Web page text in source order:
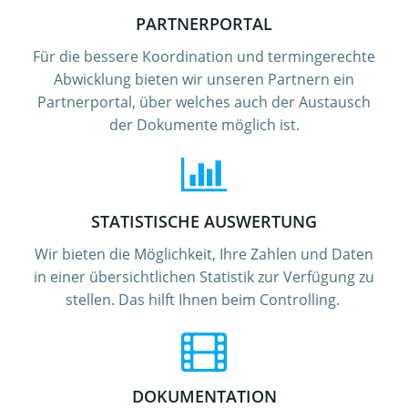
PARTNERPORTAL
Für die bessere Koordination und termingerechte
Abwicklung bieten wir unseren Partnern ein
Partnerportal, über welches auch der Austausch
der Dokumente möglich ist.
STATISTISCHE AUSWERTUNG
Wir bieten die Möglichkeit, Ihre Zahlen und Daten
in einer übersichtlichen Statistik zur Verfügung zu
stellen. Das hilft Ihnen beim Controlling.
DOKUMENTATION